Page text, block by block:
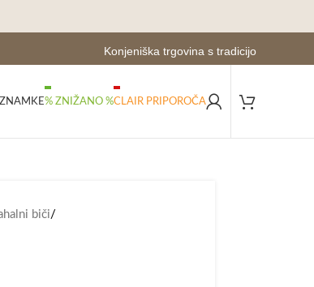
Konjeniška trgovina s tradicijo
% ZNIŽANO %CLAIR PRIPOROČA
biči/